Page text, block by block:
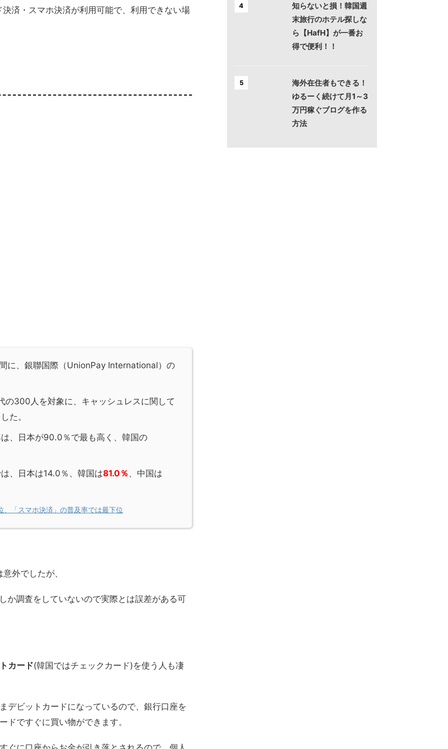
済・スマホ決済が利用可能で、利用できない場
に、銀聯国際（UnionPay International）の
の300人を対象に、キャッシュレスに関して
た。
は、日本が90.0％で最も高く、韓国の
、日本は14.0％、韓国は81.0％ 、中国は
、「スマホ決済」の普及率では最下位
外でしたが、
か調査をしていないので実際とは誤差がある可
カード(韓国ではチェックカード)を使う人も凄
デビットカードになっているので、銀行口座を
ドですぐに買い物ができます。
4
知らないと損！韓国週
末旅行のホテル探しな
ら【HafH】が一番お
得で便利！！
5
海外在住者もできる！
ゆるーく続けて月1～3
万円稼ぐブログを作る
方法